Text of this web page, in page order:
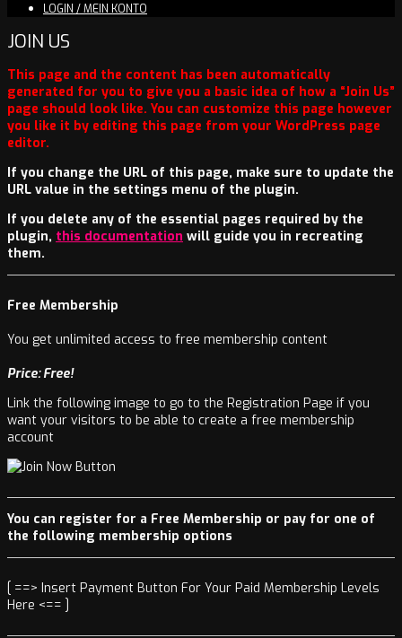
LOGIN / MEIN KONTO
JOIN US
This page and the content has been automatically
generated for you to give you a basic idea of how a “Join Us”
page should look like. You can customize this page however
you like it by editing this page from your WordPress page
editor.
If you change the URL of this page, make sure to update the
URL value in the settings menu of the plugin.
If you delete any of the essential pages required by the
plugin, this documentation will guide you in recreating
them.
Free Membership
You get unlimited access to free membership content
Price: Free!
Link the following image to go to the Registration Page if you
want your visitors to be able to create a free membership
account
You can register for a Free Membership or pay for one of
the following membership options
[ ==> Insert Payment Button For Your Paid Membership Levels
Here <== ]